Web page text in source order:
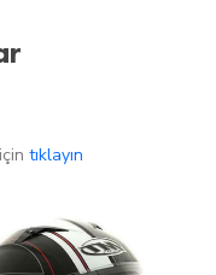
tıklayın